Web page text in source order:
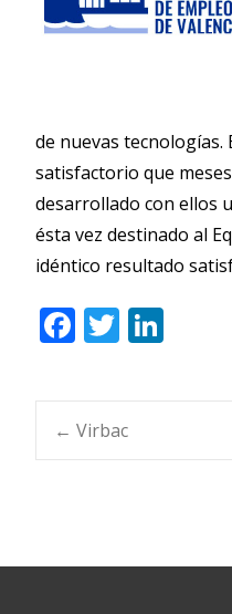
de nuevas
satisfactorio que
desarrollado con ellos
ésta vez destinado al
idéntico resultado
F
e
b
o
T
itt
er
k
dI
← Virbac